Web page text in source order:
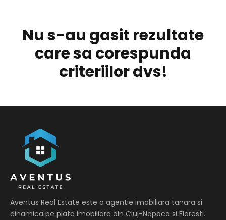
Nu s-au gasit rezultate
care sa corespunda
criteriilor dvs!
Aventus Real Estate este o agentie imobiliara tanara si
dinamica pe piata imobiliara din Cluj-Napoca si Floresti.